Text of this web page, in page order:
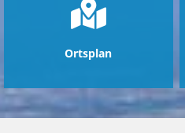
Ortsplan